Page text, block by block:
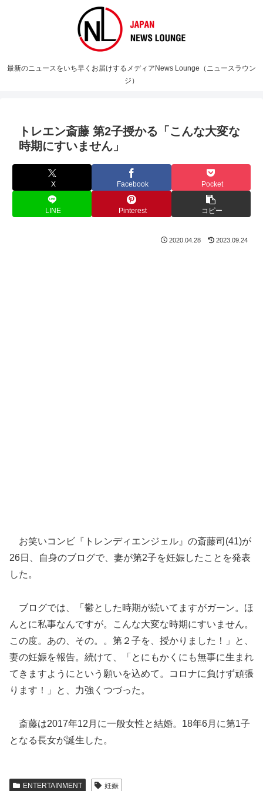
最新のニュースをいち早くお届けするメディアNews Lounge（ニュースラウン
ジ）
トレエン斎藤 第2子授かる「こんな大変な
時期にすいません」
X Facebook Pocket
LINE Pinterest コピー
2020.04.28 2023.09.24
お笑いコンビ『トレンディエンジェル』の斎藤司(41)が
26日、自身のブログで、妻が第2子を妊娠したことを発表
した。
ブログでは、「鬱とした時期が続いてますがガーン。ほ
んとに私事なんですが。こんな大変な時期にすいません。
この度。あの、その。。第２子を、授かりました！」と、
妻の妊娠を報告。続けて、「とにもかくにも無事に生まれ
てきますようにという願いを込めて。コロナに負けず頑張
ります！」と、力強くつづった。
斎藤は2017年12月に一般女性と結婚。18年6月に第1子
となる長女が誕生した。
ENTERTAINMENT 妊娠